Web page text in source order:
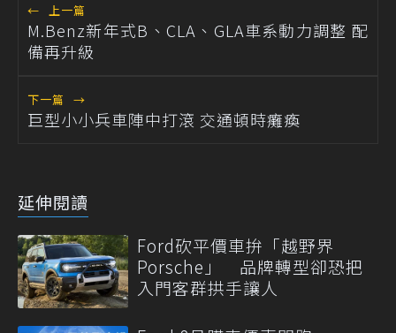
← 上一篇
M.Benz新年式B、CLA、GLA車系動力調整 配
備再升級
下一篇 →
巨型小小兵車陣中打滾 交通頓時癱瘓
延伸閱讀
Ford砍平價車拚「越野界
Porsche」 品牌轉型卻恐把
入門客群拱手讓人